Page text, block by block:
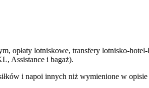
opłaty lotniskowe, transfery lotnisko-
Assistance i bagaż).
i napoi innych niż wymienione w